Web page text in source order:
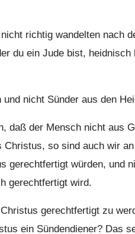
richtig wandelten nach
du ein Jude bist,
nicht Sünder aus den
daß der Mensch nicht aus
Christus, so sind auch wir
gerechtfertigt würden, und
gerechtfertigt wird.
gerechtfertigt zu
ein Sündendiener? Das